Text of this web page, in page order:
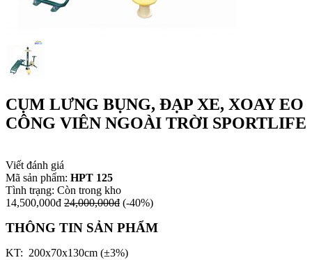
CỤM LƯNG BỤNG, ĐẠP XE, XOAY EO
CÔNG VIÊN NGOÀI TRỜI SPORTLIFE
Viết đánh giá
Mã sản phẩm: HPT 125
Tình trạng: Còn trong kho
14,500,000đ 24,000,000đ (-40%)
THÔNG TIN SẢN PHẨM
KT: 200x70x130cm (±3%)